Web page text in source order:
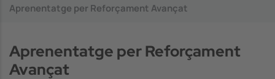
Aprenentatge per Reforçament Avançat
Aprenentatge per Reforçament
Avançat